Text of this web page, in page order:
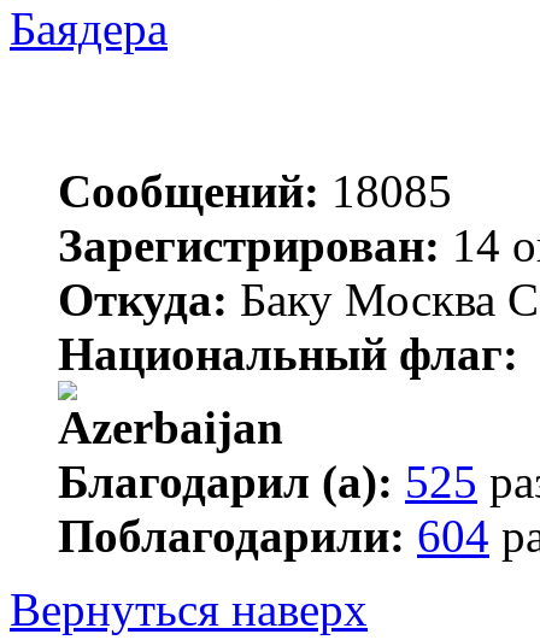
Баядера
Сообщений: 18085
Зарегистрирован: 14
Откуда: Баку Москва
Национальный флаг:
Благодарил (а): 525
Поблагодарили: 604
Вернуться наверх